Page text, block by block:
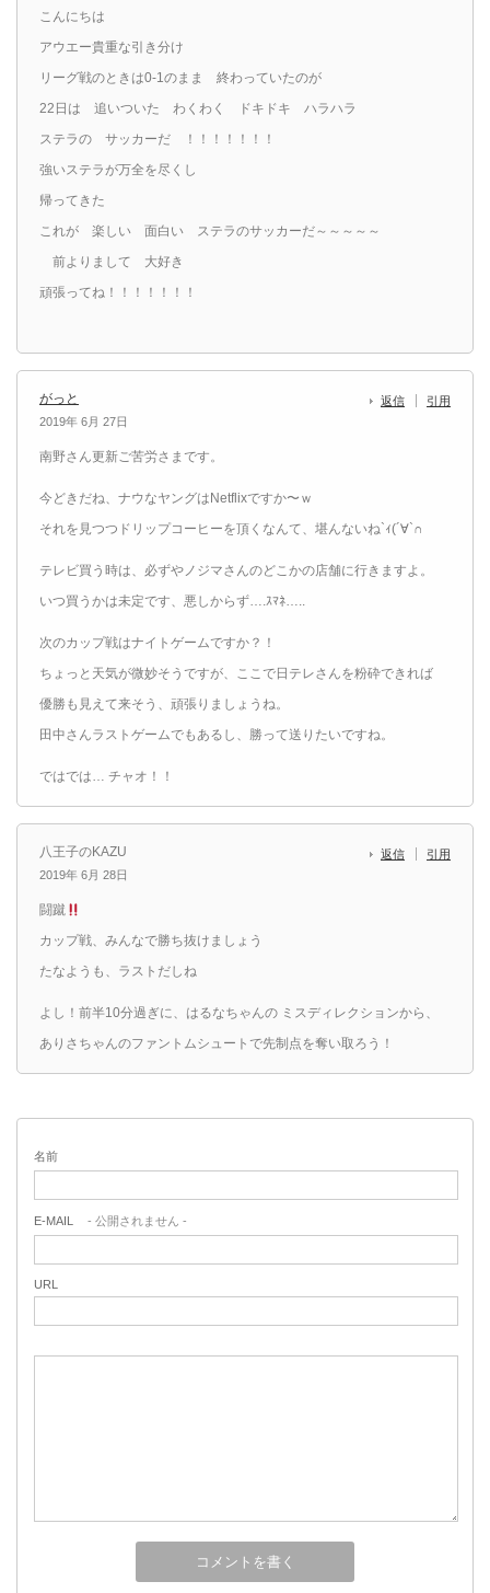
こんにちは
アウエー貴重な引き分け
リーグ戦のときは0-1のまま 終わっていたのが
22日は 追いついた わくわく ドキドキ ハラハラ
ステラの サッカーだ ！！！！！！！
強いステラが万全を尽くし
帰ってきた
これが 楽しい 面白い ステラのサッカーだ～～～～～
前よりまして 大好き
頑張ってね！！！！！！！
がっと
2019年 6月 27日
返信 引用
南野さん更新ご苦労さまです。
今どきだね、ナウなヤングはNetflixですか〜ｗ
それを見つつドリップコーヒーを頂くなんて、堪んないね`ｨ(´∀`∩
テレビ買う時は、必ずやノジマさんのどこかの店舗に行きますよ。
いつ買うかは未定です、悪しからず….ｽﾏﾈ…..
次のカップ戦はナイトゲームですか？！
ちょっと天気が微妙そうですが、ここで日テレさんを粉砕できれば
優勝も見えて来そう、頑張りましょうね。
田中さんラストゲームでもあるし、勝って送りたいですね。
ではでは… チャオ！！
八王子のKAZU
2019年 6月 28日
返信 引用
闘蹴
カップ戦、みんなで勝ち抜けましょう
たなようも、ラストだしね
よし！前半10分過ぎに、はるなちゃんの ミスディレクションから、
ありさちゃんのファントムシュートで先制点を奪い取ろう！
名前
E-MAIL - 公開されません -
URL